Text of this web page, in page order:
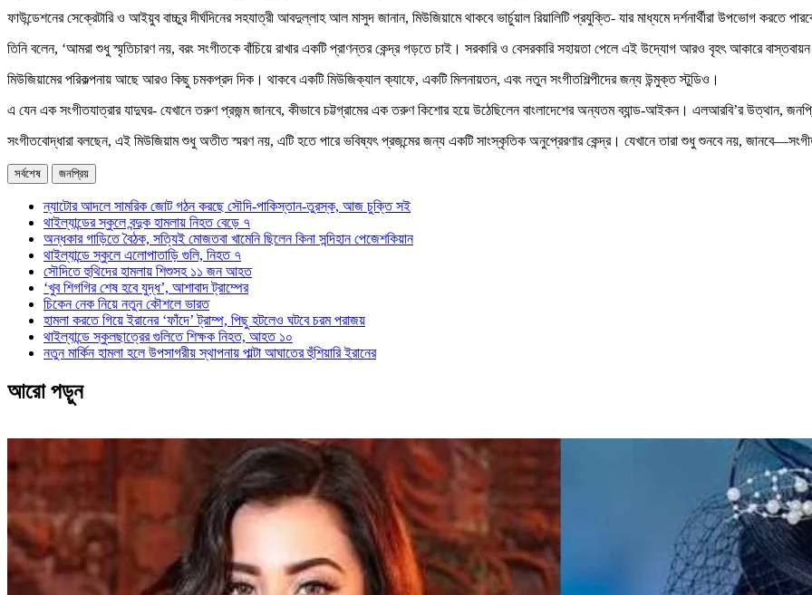
ফাউন্ডেশনের সেক্রেটারি ও আইয়ুব বাচ্চুর দীর্ঘদিনের সহযাত্রী আবদুল্লাহ আল মাসুদ জানান, মিউজিয়ামে থাকবে ভার্চুয়াল রিয়ালিটি প্রযুক্তি- যার মাধ্যমে দর্শনার্থীরা উপভোগ করতে
তিনি বলেন, ‘আমরা শুধু স্মৃতিচারণ নয়, বরং সংগীতকে বাঁচিয়ে রাখার একটি প্রাণন্তর কেন্দ্র গড়তে চাই। সরকারি ও বেসরকারি সহায়তা পেলে এই উদ্যোগ আরও বৃহৎ আকারে
মিউজিয়ামের পরিকল্পনায় আছে আরও কিছু চমকপ্রদ দিক। থাকবে একটি মিউজিক্যাল ক্যাফে, একটি মিলনায়তন, এবং নতুন সংগীতশিল্পীদের জন্য উন্মুক্ত স্টুডিও।
এ যেন এক সংগীতযাত্রার যাদুঘর- যেখানে তরুণ প্রজন্ম জানবে, কীভাবে চট্টগ্রামের এক তরুণ কিশোর হয়ে উঠেছিলেন বাংলাদেশের অন্যতম ব্যান্ড-আইকন। এলআরবি’র উত্থান,
সংগীতবোদ্ধারা বলছেন, এই মিউজিয়াম শুধু অতীত স্মরণ নয়, এটি হতে পারে ভবিষ্যৎ প্রজন্মের জন্য একটি সাংস্কৃতিক অনুপ্রেরণার কেন্দ্র। যেখানে তারা শুধু শুনবে নয়,
সর্বশেষ জনপ্রিয়
ন্যাটোর আদলে সামরিক জোট গঠন করছে সৌদি-পাকিস্তান-তুরস্ক, আজ চুক্তি সই
থাইল্যান্ডের স্কুলে বন্দুক হামলায় নিহত বেড়ে ৭
অন্ধকার গাড়িতে বৈঠক, সত্যিই মোজতবা খামেনি ছিলেন কিনা সন্দিহান পেজেশকিয়ান
থাইল্যান্ডে স্কুলে এলোপাতাড়ি গুলি, নিহত ৭
সৌদিতে হুথিদের হামলায় শিশুসহ ১১ জন আহত
‘খুব শিগগির শেষ হবে যুদ্ধ’, আশাবাদ ট্রাম্পের
চিকেন নেক নিয়ে নতুন কৌশলে ভারত
হামলা করতে গিয়ে ইরানের ‘ফাঁদে’ ট্রাম্প, পিছু হটলেও ঘটবে চরম পরাজয়
থাইল্যান্ডে স্কুলছাত্রের গুলিতে শিক্ষক নিহত, আহত ১০
নতুন মার্কিন হামলা হলে উপসাগরীয় স্থাপনায় পাল্টা আঘাতের হুঁশিয়ারি ইরানের
আরো পড়ুন